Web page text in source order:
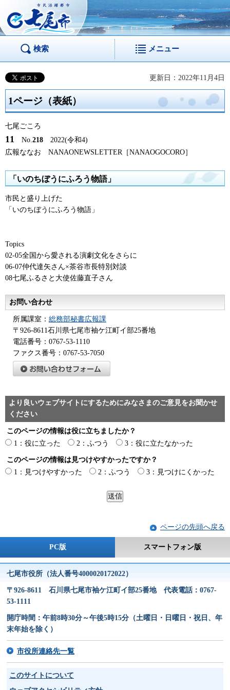
市民活躍都市 七尾
市
検索 メニュー
更新日：2022年11月4日
1ページ（表紙）
七尾ごころ
11 No.218 2022(令和4)
広報ななお
NANAONEWSLETTER［NANAOGOCORO］
「いのちぼうにふろう物語」
市民と盛り上げた
「いのちぼうにふろう物語」
Topics
02-05全国から愛される演劇文化をさらに
06-07仲代達矢さん×茶谷市長特別対談
08七尾ふるさと大使佐藤直子さん
お問い合わせ
所属課室： 総務部秘書広報課
〒926-8611石川県七尾市袖ケ江町イ部25番地
電話番号：0767-53-1110
ファクス番号：0767-53-7050
より良いウェブサイトにするためにみなさまのご意見をお聞かせ
ください
このページの情報は役に立ちましたか？
1：役に立った
2：ふつう 3：役に立たなかった
このページの情報は見つけやすかったですか？
1：見つけやすかった
2：ふつう 3：見つけにくかった
ページの先頭へ戻る
PC版 スマートフォン版
七尾市役所（法人番号4000020172022）
〒926-8611 石川県七尾市袖ケ江町イ部25番地 代表電話：0767-
53-1111
開庁時間：午前8時30分～午後5時15分（土曜日・日曜日・祝日、年
末年始を除く）
市役所連絡先一覧
このサイトについて